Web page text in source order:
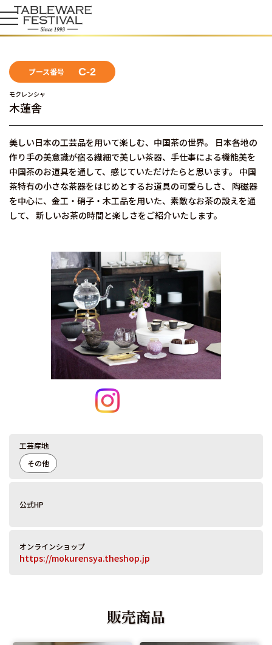
ブース番号 C-2
モクレンシャ
木蓮舎
美しい日本の工芸品を用いて楽しむ、中国茶の世界。 日本各地の
作り手の美意識が宿る繊細で美しい茶器、手仕事による機能美を
中国茶のお道具を通して、感じていただけたらと思います。 中国
茶特有の小さな茶器をはじめとするお道具の可愛らしさ、 陶磁器
を中心に、金工・硝子・木工品を用いた、素敵なお茶の設えを通
して、 新しいお茶の時間と楽しさをご紹介いたします。
工芸産地
その他
公式HP
オンラインショップ
https://mokurensya.theshop.jp
販売商品